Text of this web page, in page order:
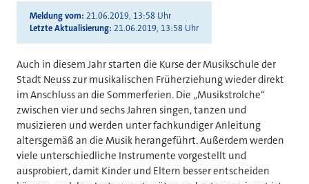
Meldung vom 21.06.2019, 13:58 Uhr
Letzte Aktualisierung 21.06.2019, 13:58 Uhr
Auch in diesem Jahr starten die Kurse der Musikschule der
Stadt Neuss zur musikalischen Früherziehung wieder direkt
im Anschluss an die Sommerferien. Die „Musikstrolche“
zwischen vier und sechs Jahren singen, tanzen und
musizieren und werden unter fachkundiger Anleitung
altersgemäß an die Musik herangeführt. Außerdem werden
viele unterschiedliche Instrumente vorgestellt und
ausprobiert, damit Kinder und Eltern besser entscheiden